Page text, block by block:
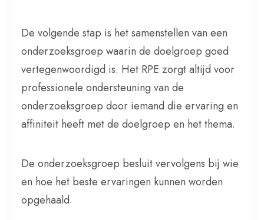
De volgende stap is het samenstellen van een
onderzoeksgroep waarin de doelgroep goed
vertegenwoordigd is. Het RPE zorgt altijd voor
professionele ondersteuning van de
onderzoeksgroep door iemand die ervaring en
affiniteit heeft met de doelgroep en het thema.
De onderzoeksgroep besluit vervolgens bij wie
en hoe het beste ervaringen kunnen worden
opgehaald.